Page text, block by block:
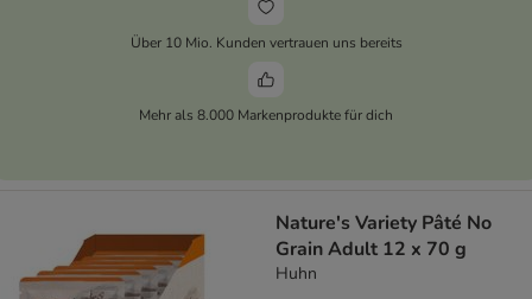
Über 10 Mio. Kunden vertrauen uns bereits
Mehr als 8.000 Markenprodukte für dich
Nature's Variety Pâté No
Grain Adult 12 x 70 g
Huhn